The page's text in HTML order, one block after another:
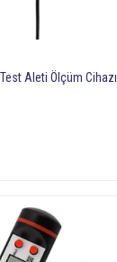
Aleti Ölçüm Cihazı